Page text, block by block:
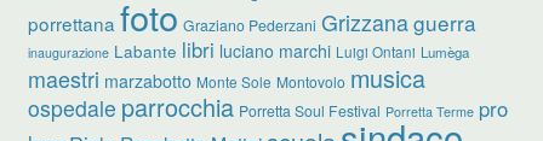
porrettana foto Graziano Pederzani Grizzanaguerra
inaugurazione Labante libri luciano marchi Luigi Ontani Lumèga
maestri marzabotto Monte Sole Montovolo musica
ospedale parrocchia Porretta Soul Festival Porretta Terme pro